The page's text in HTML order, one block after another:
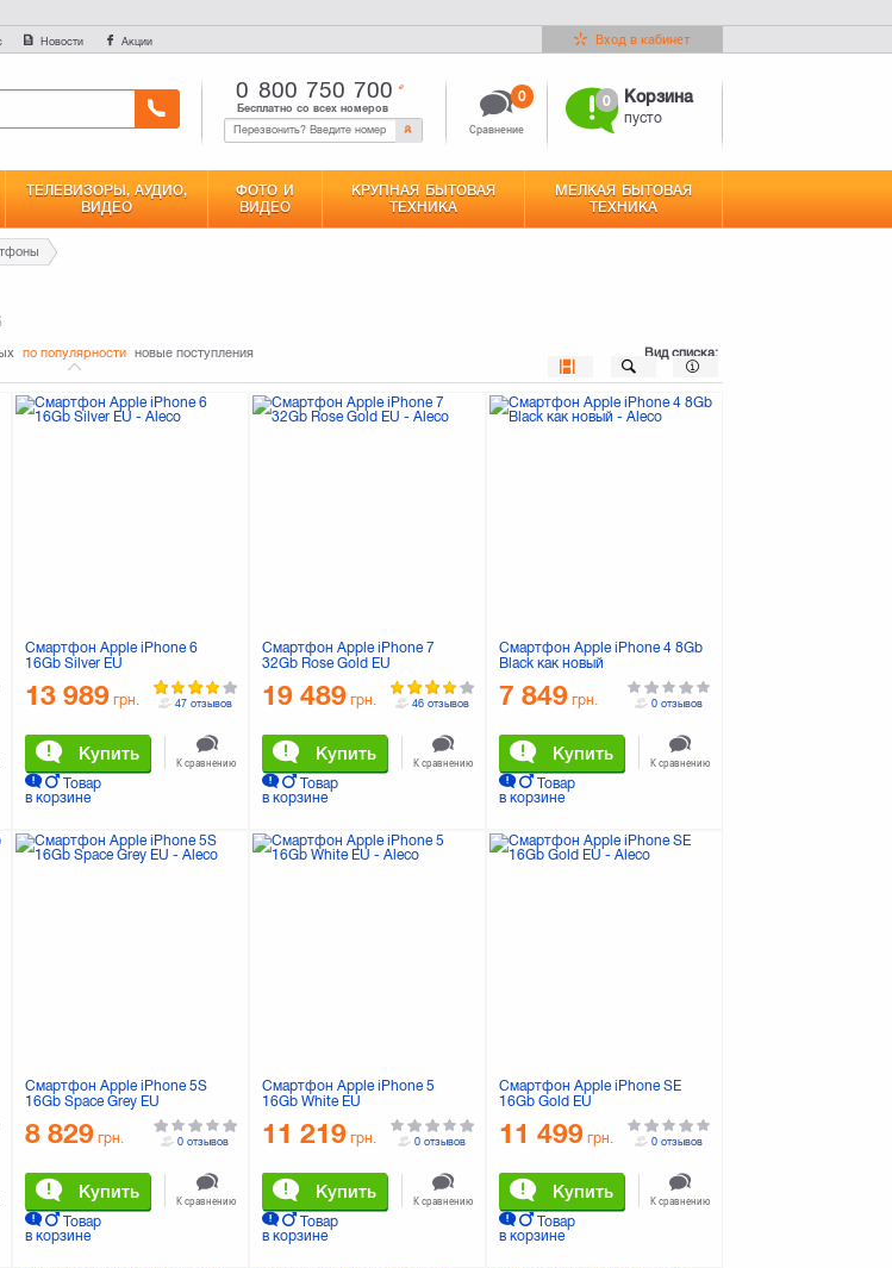
Новости Акции Вход в кабинет
0 800 750 700
Бесплатно со всех номеров
Сравнение
0 0 Корзина
пусто
ТЕЛЕВИЗОРЫ, АУДИО,
ВИДЕО
ФОТО И
ВИДЕО
КРУПНАЯ БЫТОВАЯ
ТЕХНИКА
МЕЛКАЯ БЫТОВАЯ
ТЕХНИКА
по популярности новые поступления Вид списка:
Смартфон Apple iPhone 6
16Gb Silver EU
13 989 грн.
Купить
Товар
в корзине
47 отзывов
К сравнению
Смартфон Apple iPhone 7
32Gb Rose Gold EU
19 489 грн.
Купить
Товар
в корзине
46 отзывов
К сравнению
Смартфон Apple iPhone 4 8Gb
Black как новый
7 849 грн.
Купить
Товар
в корзине
0 отзывов
К сравнению
Смартфон Apple iPhone 5S
16Gb Space Grey EU
8 829 грн.
Купить
Товар
в корзине
0 отзывов
К сравнению
Смартфон Apple iPhone 5
16Gb White EU
11 219 грн.
Купить
Товар
в корзине
0 отзывов
К сравнению
Смартфон Apple iPhone SE
16Gb Gold EU
11 499 грн.
Купить
Товар
в корзине
0 отзывов
К сравнению